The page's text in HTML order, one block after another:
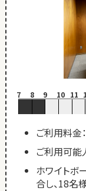
7 8 9 10 11
ご利用料金
ご利用可能
ホワイ
合し、18名